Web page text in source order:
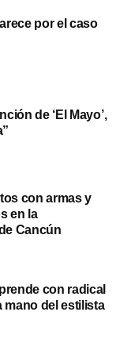
por el caso
de ‘El Mayo’,
con armas y
en la
Cancún
con radical
mano del estilista